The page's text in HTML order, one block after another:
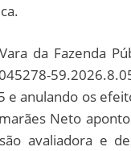
da Fazenda
anulando os
Neto
avaliadora e